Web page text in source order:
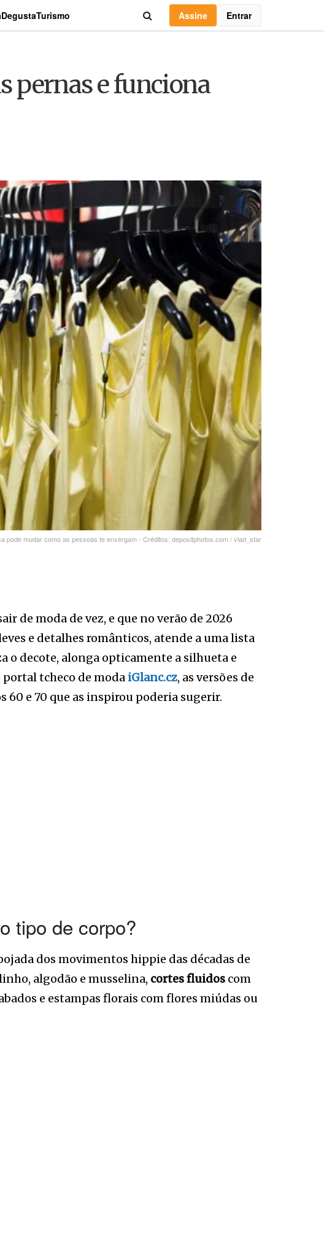
DegustaTurismo Assine Entrar
pernas e funciona
pode mudar como as pessoas te enxergam - Créditos: depositphotos.com / vlad_star
de moda de vez, e que no verão de 2026
e detalhes românticos, atende a uma lista
o decote, alonga opticamente a silhueta e
tcheco de moda iGlanc.cz, as versões de
e 70 que as inspirou poderia sugerir.
tipo de corpo?
dos movimentos hippie das décadas de
algodão e musselina, cortes fluidos com
e estampas florais com flores miúdas ou